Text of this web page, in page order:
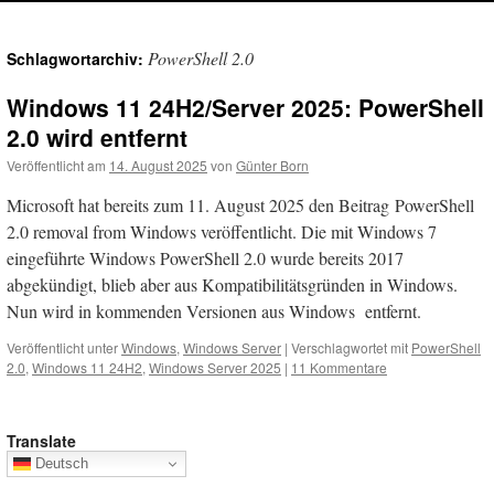
Schlagwortarchiv: PowerShell 2.0
Windows 11 24H2/Server 2025: PowerShell
2.0 wird entfernt
Veröffentlicht am 14. August 2025 von Günter Born
Microsoft hat bereits zum 11. August 2025 den Beitrag PowerShell
2.0 removal from Windows veröffentlicht. Die mit Windows 7
eingeführte Windows PowerShell 2.0 wurde bereits 2017
abgekündigt, blieb aber aus Kompatibilitätsgründen in Windows.
Nun wird in kommenden Versionen aus Windows entfernt.
Veröffentlicht unterWindows, Windows Server | Verschlagwortet mit PowerShell
2.0, Windows 11 24H2, Windows Server 2025 | 11 Kommentare
Translate
Deutsch